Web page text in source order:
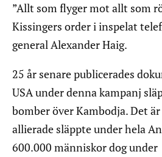
”Allt som flyger mot allt som
Kissingers order i inspelat
general Alexander Haig.
25 år senare publicerades
USA under denna kampanj
bomber över Kambodja. Det
allierade släppte under hela
600.000 människor dog under